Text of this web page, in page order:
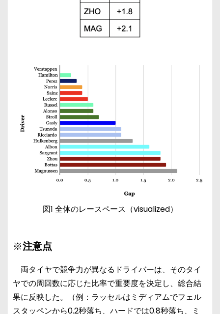
図1 全体のレースペース（visualized）
※注意点
両タイヤで競争力が異なるドライバーは、そのタイ
ヤでの周回数に応じた比率で重要度を決定し、総合結
果に反映した。（例：ラッセルはミディアムでフェル
スタッペンから0.2秒落ち、ハードでは0.8秒落ち、ミ